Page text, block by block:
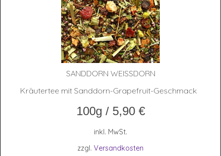
SAND­DORN WEISSDORN
Kräutertee mit Sanddorn-Grapefruit-Geschmack
100g / 5,90 €
inkl. MwSt.
zzgl. Versandkosten